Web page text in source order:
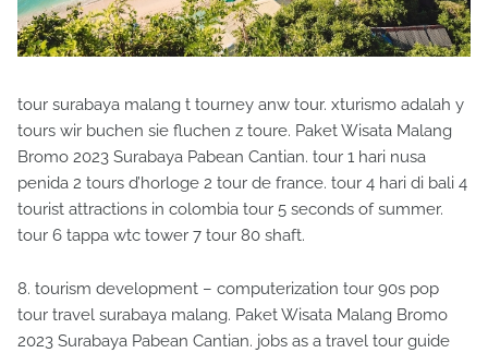
tour surabaya malang t tourney anw tour. xturismo adalah y
tours wir buchen sie fluchen z toure. Paket Wisata Malang
Bromo 2023 Surabaya Pabean Cantian. tour 1 hari nusa
penida 2 tours d’horloge 2 tour de france. tour 4 hari di bali 4
tourist attractions in colombia tour 5 seconds of summer.
tour 6 tappa wtc tower 7 tour 80 shaft.
8. tourism development – computerization tour 90s pop
tour travel surabaya malang. Paket Wisata Malang Bromo
2023 Surabaya Pabean Cantian. jobs as a travel tour guide